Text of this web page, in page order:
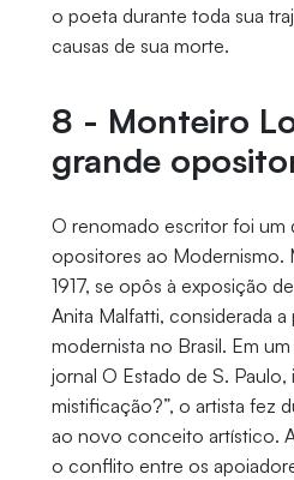
o poeta durante toda sua
causas de sua morte.
8 - Monteiro
grande
O renomado escritor foi um
opositores ao Modernismo.
1917, se opôs à exposição
Anita Malfatti, considerada
modernista no Brasil. Em
jornal O Estado de S. Paulo,
mistificação?”, o artista fez
ao novo conceito artístico.
o conflito entre os